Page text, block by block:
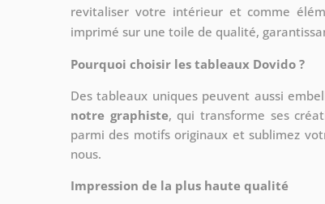
revitaliser votre intérieur et comme
imprimé sur une toile de qualité,
Pourquoi choisir les tableaux Dovido ?
Des tableaux uniques peuvent aussi
notre graphiste, qui transforme ses
parmi des motifs originaux et sublimez
nous.
Impression de la plus haute qualité